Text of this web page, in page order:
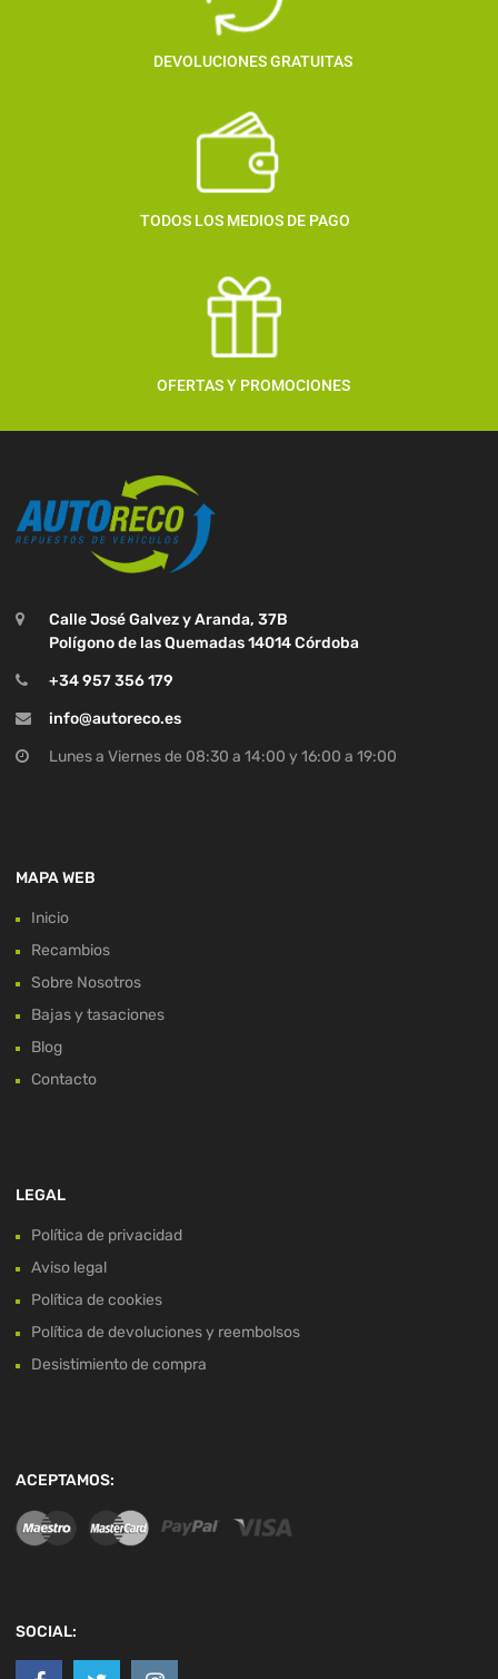
DEVOLUCIONES GRATUITAS
TODOS LOS MEDIOS DE PAGO
OFERTAS Y PROMOCIONES
Calle José Galvez y Aranda, 37B
Polígono de las Quemadas 14014 Córdoba
+34 957 356 179
info@autoreco.es
Lunes a Viernes de 08:30 a 14:00 y 16:00 a 19:00
MAPA WEB
Inicio
Recambios
Sobre Nosotros
Bajas y tasaciones
Blog
Contacto
LEGAL
Política de privacidad
Aviso legal
Política de cookies
Política de devoluciones y reembolsos
Desistimiento de compra
ACEPTAMOS:
SOCIAL: